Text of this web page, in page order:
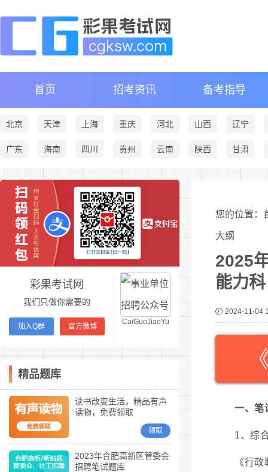
首页 招考资讯 备考指导
北京 天津 上海 重庆 河北 山西 辽宁
广东 海南 四川 贵州 云南 陕西 甘肃
彩果考试网
我们只做你需要的
加入Q群 官方微博
CaiGuoJiaoYu
精品题库
读书改变生活，精品有声
读物，免费领取
领取
2023年合肥高新区管委会
招聘笔试题库
您的位置：
大纲
2025
能力
2024-11-04
一、笔
1、综
《行